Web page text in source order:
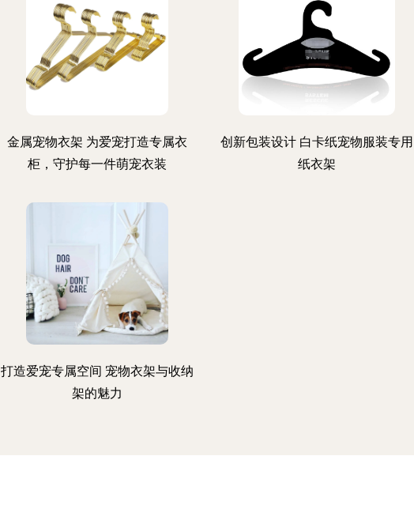
金属宠物衣架 为爱宠打造专属衣
柜，守护每一件萌宠衣装
创新包装设计 白卡纸宠物服装专用
纸衣架
打造爱宠专属空间 宠物衣架与收纳
架的魅力